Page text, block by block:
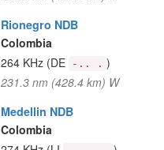
Rionegro NDB
Colombia
264 KHz (DE -.. . )
231.3 nm (428.4 km) W
Medellin NDB
Colombia